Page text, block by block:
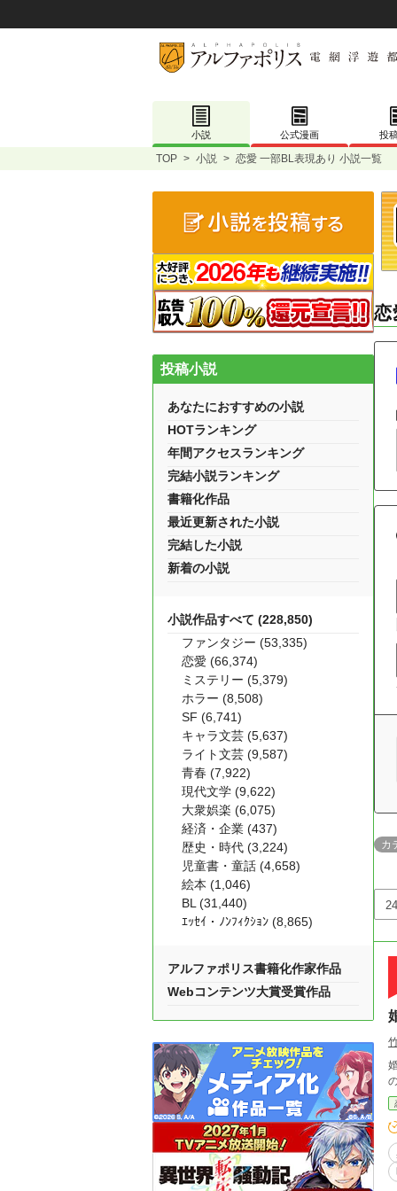
小説 公式漫画 投
TOP > 小説 > 恋愛 一部BL表現あり 小説一覧
恋
カ
投稿小説
あなたにおすすめの小説
HOTランキング
年間アクセスランキング
完結小説ランキング
書籍化作品
最近更新された小説
完結した小説
新着の小説
小説作品すべて (228,850)
ファンタジー (53,335)
恋愛 (66,374)
ミステリー (5,379)
ホラー (8,508)
SF (6,741)
キャラ文芸 (5,637)
ライト文芸 (9,587)
青春 (7,922)
現代文学 (9,622)
大衆娯楽 (6,075)
経済・企業 (437)
歴史・時代 (3,224)
児童書・童話 (4,658)
絵本 (1,046)
BL (31,440)
ｴｯｾｲ・ﾉﾝﾌｨｸｼｮﾝ (8,865)
アルファポリス書籍化作家作品
Webコンテンツ大賞受賞作品